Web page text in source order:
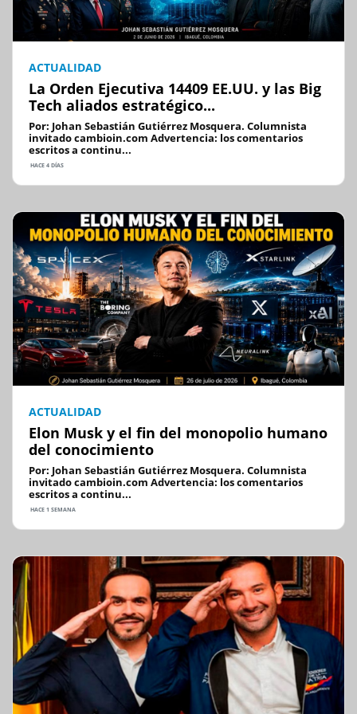
ACTUALIDAD
La Orden Ejecutiva 14409 EE.UU. y las Big
Tech aliados estratégico...
Por: Johan Sebastián Gutiérrez Mosquera. Columnista
invitado cambioin.com Advertencia: los comentarios
escritos a continu...
HACE 4 DÍAS
ACTUALIDAD
Elon Musk y el fin del monopolio humano
del conocimiento
Por: Johan Sebastián Gutiérrez Mosquera. Columnista
invitado cambioin.com Advertencia: los comentarios
escritos a continu...
HACE 1 SEMANA